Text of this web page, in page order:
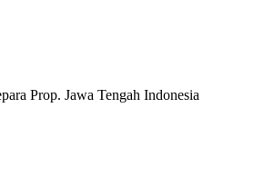
Prop. Jawa Tengah Indonesia